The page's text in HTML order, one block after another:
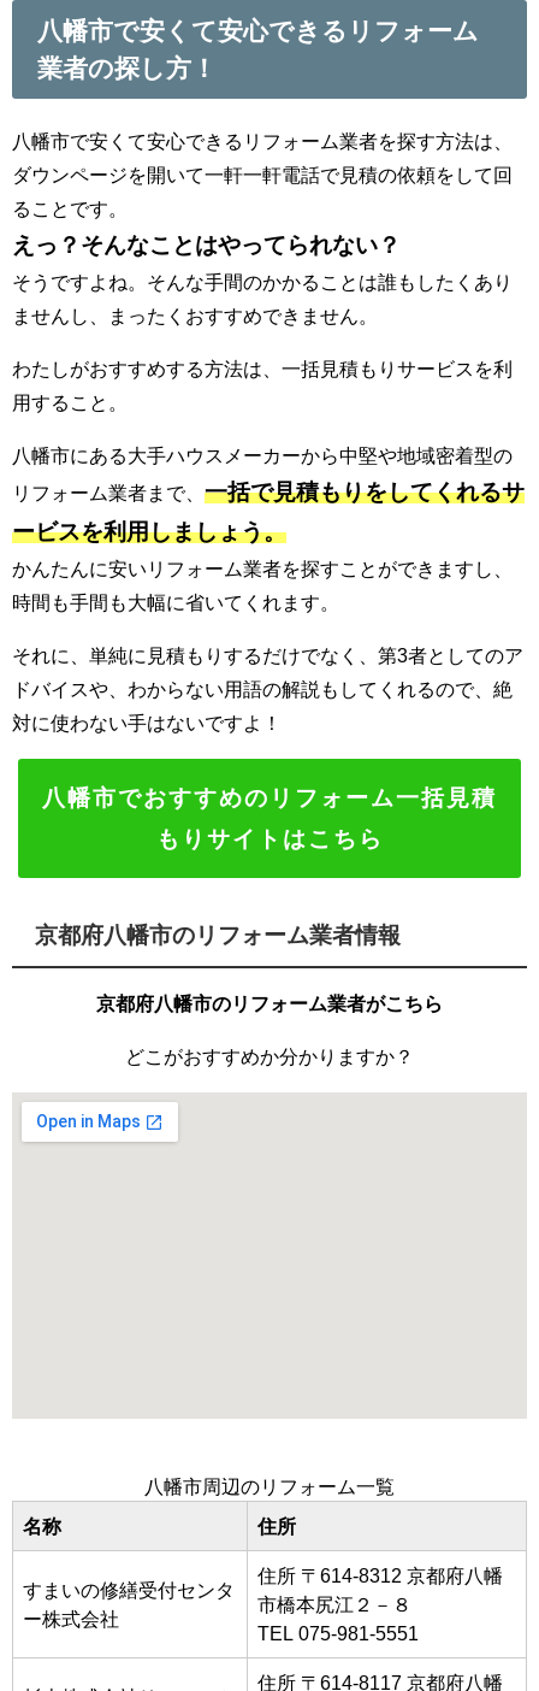
八幡市で安くて安心できるリフォーム
業者の探し方！
八幡市で安くて安心できるリフォーム業者を探す方法は、
ダウンページを開いて一軒一軒電話で見積の依頼をして回
ることです。
えっ？そんなことはやってられない？
そうですよね。そんな手間のかかることは誰もしたくあり
ませんし、まったくおすすめできません。
わたしがおすすめする方法は、一括見積もりサービスを利
用すること。
八幡市にある大手ハウスメーカーから中堅や地域密着型の
リフォーム業者まで、 一括で見積もりをしてくれるサ
ービスを利用しましょう。
かんたんに安いリフォーム業者を探すことができますし、
時間も手間も大幅に省いてくれます。
それに、単純に見積もりするだけでなく、第3者としてのア
ドバイスや、わからない用語の解説もしてくれるので、絶
対に使わない手はないですよ！
八幡市でおすすめのリフォーム一括見積
もりサイトはこちら
京都府八幡市のリフォーム業者情報
京都府八幡市のリフォーム業者がこちら
どこがおすすめか分かりますか？
八幡市周辺のリフォーム一覧
名称 住所
すまいの修繕受付センタ
ー株式会社
住所 〒614-8312 京都府八幡
市橋本尻江２－８
TEL 075-981-5551
住所 〒614-8117 京都府八幡